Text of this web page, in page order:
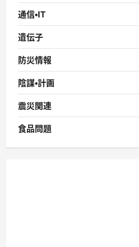
通信・IT
遺伝子
防災情報
陰謀・計画
震災関連
食品問題